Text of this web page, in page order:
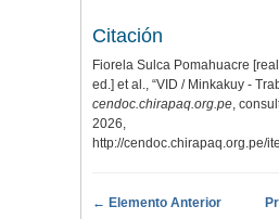
Citación
Fiorela Sulca Pomahuacre
ed.] et al., “VID / Minkakuy -
cendoc.chirapaq.org.pe,
2026,
http://cendoc.chirapaq.org.pe/
← Elemento Anterior